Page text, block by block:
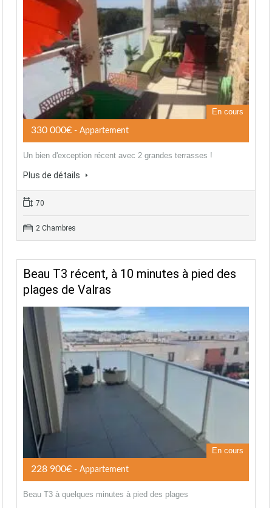
En cours
330 000€ - Appartement
Un bien d'exception récent avec 2 grandes terrasses !
Plus de détails
70
2 Chambres
Beau T3 récent, à 10 minutes à pied des
plages de Valras
En cours
228 900€ - Appartement
Beau T3 à quelques minutes à pied des plages